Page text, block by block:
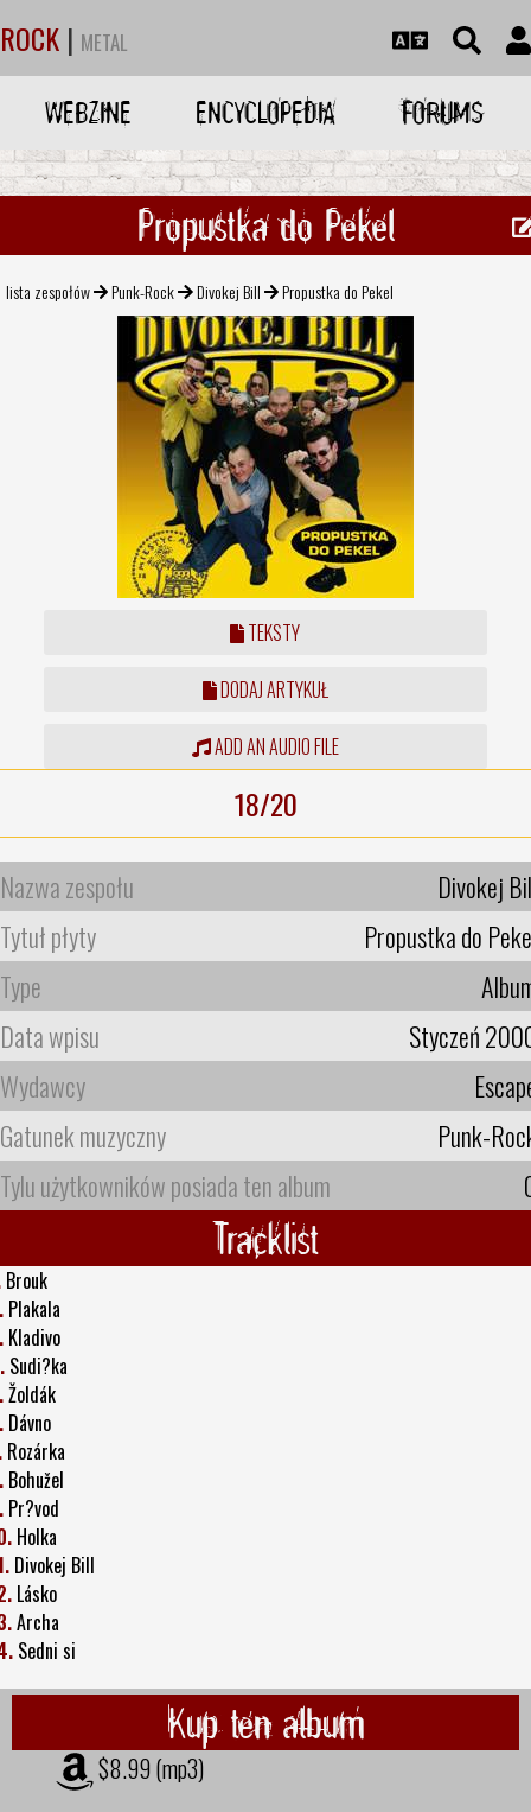
ROCK | METAL
WEBZINE ENCYCLOPEDIA FORUMS
Propustka do Pekel
lista zespołów Punk-Rock Divokej Bill Propustka do Pekel
TEKSTY
DODAJ ARTYKUŁ
ADD AN AUDIO FILE
18/20
Nazwa zespołu
Divokej
Tytuł płyty
Propustka do
Type
Data wpisu
Styczeń
Wydawcy
Gatunek muzyczny
Punk-
Tylu użytkowników posiada ten album
Tracklist
Brouk
Plakala
Kladivo
Sudi?ka
Žoldák
Dávno
Rozárka
Bohužel
Pr?vod
Holka
Divokej Bill
Lásko
Archa
Sedni si
Kup ten album
$8.99 (mp3)